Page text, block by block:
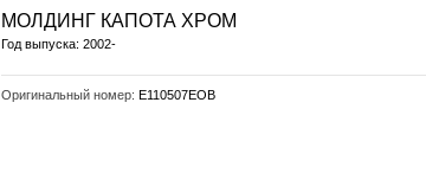
МОЛДИНГ КАПОТА ХРОМ
Год выпуска: 2002-
Оригинальный номер: E110507EOB